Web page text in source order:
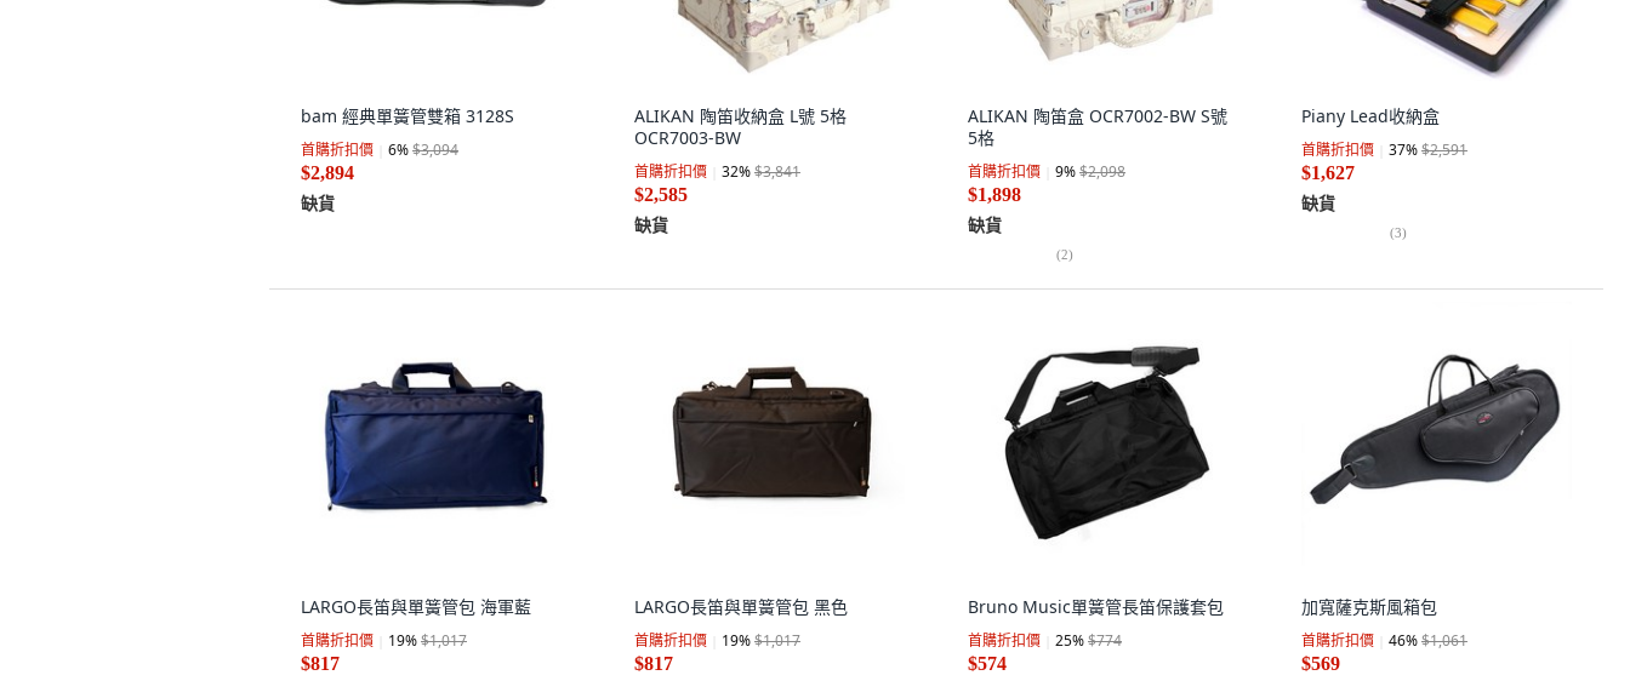
bam 經典單簧管雙箱 3128S
首購折扣價 6%$3,094
$2,894
缺貨
ALIKAN 陶笛收納盒 L號 5格
OCR7003-BW
首購折扣價 32%$3,841
$2,585
缺貨
ALIKAN 陶笛盒 OCR7002-BW S號
5格
首購折扣價 9%$2,098
$1,898
缺貨
(2)
Piany Lead收納盒
首購折扣價 37%$2,591
$1,627
缺貨
(3)
LARGO長笛與單簧管包 海軍藍
首購折扣價 19%$1,017
$817
LARGO長笛與單簧管包 黑色
首購折扣價 19%$1,017
$817
Bruno Music單簧管長笛保護套包
首購折扣價 25%$774
$574
加寬薩克斯風箱包
首購折扣價 46%$1,061
$569